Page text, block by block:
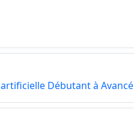
Débutant à Avancé